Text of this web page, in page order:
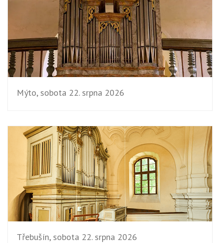
Mýto, sobota 22. srpna 2026
Třebušín, sobota 22. srpna 2026